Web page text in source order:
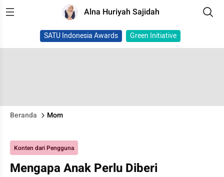
Alna Huriyah Sajidah
SATU Indonesia Awards Green Initiative
Beranda Mom
Konten dari Pengguna
Mengapa Anak Perlu Diberi